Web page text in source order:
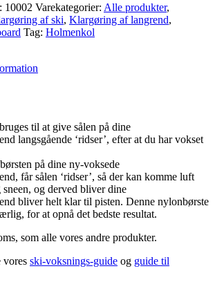
10002 Varekategorier: Alle produkter,
af ski, Klargøring af langrend,
Tag: Holmenkol
til at give sålen på dine
langsgående ‘ridser’, efter at du har vokset
på dine ny-voksede
får sålen ‘ridser’, så der kan komme luft
og derved bliver dine
bliver helt klar til pisten. Denne nylonbørste
for at opnå det bedste resultat.
som alle vores andre produkter.
vores ski-voksnings-guide og guide til